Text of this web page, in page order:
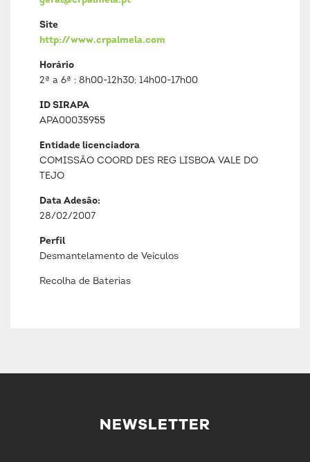
Site
http://www.crpalmela.com
Horário
2ª a 6ª : 8h00-12h30; 14h00-17h00
ID SIRAPA
APA00035955
Entidade licenciadora
COMISSÃO COORD DES REG LISBOA VALE DO
TEJO
Data Adesão:
28/02/2007
Perfil
Desmantelamento de Veículos
Recolha de Baterias
NEWSLETTER